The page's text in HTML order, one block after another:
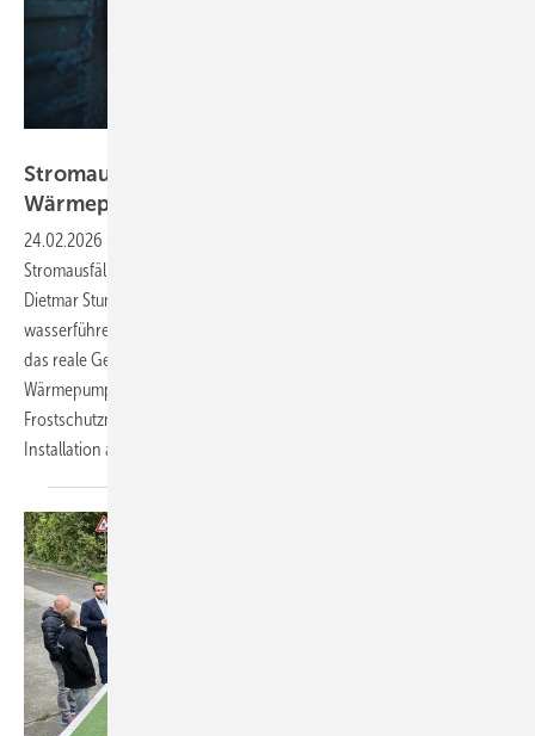
Stromausfall bei Frost: Wie viel halten
Wärmepumpen
24.02.2026
Stromausfällen in frostigen Zeiten drohen, beleuchtet Fachjournalist
Dietmar Stump. Er ordnet technische Risiken, wie das Einfrieren
wasserführender Komponenten, mögliche Kältemittelleckagen und
das reale Gefährdungspotenzial verschiedener
Wärmepumpensysteme ein. Neben konstruktiven und mechanischen
Frostschutzmaßnahmen bleibt jedoch immer die fachgerechte
Installation ausschlaggebend.